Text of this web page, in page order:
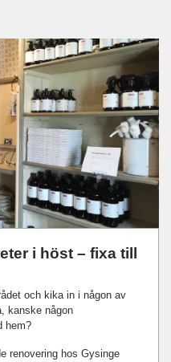
i höst – fixa till
och kika in i någon av
kanske någon
hem?
renovering hos Gysinge